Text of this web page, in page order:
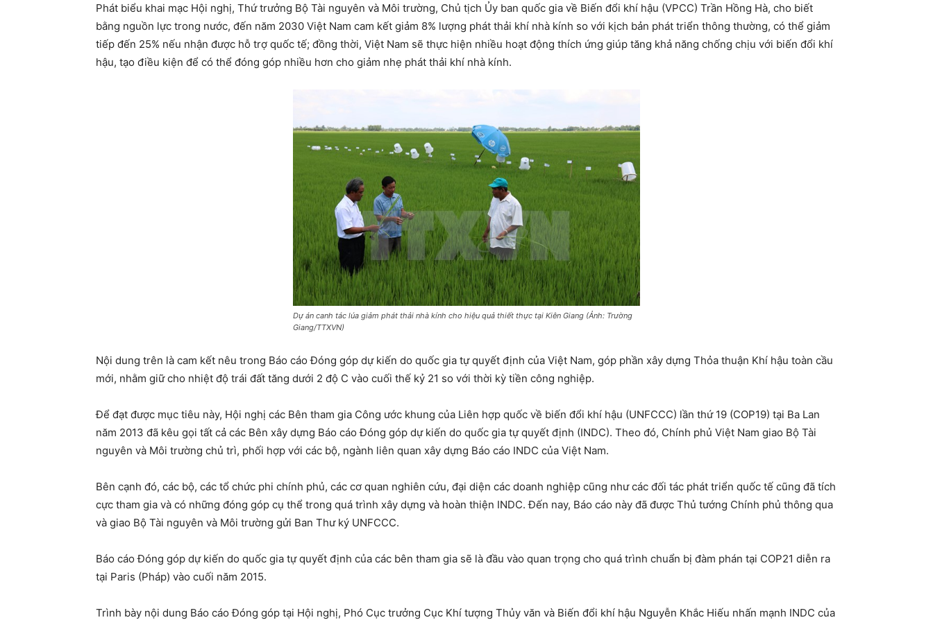
Phát biểu khai mạc Hội nghị, Thứ trưởng Bộ Tài nguyên và Môi trường, Chủ tịch Ủy ban quốc gia về Biến đổi khí hậu (VPCC) Trần Hồng Hà, cho biết
bằng nguồn lực trong nước, đến năm 2030 Việt Nam cam kết giảm 8% lượng phát thải khí nhà kính so với kịch bản phát triển thông thường, có thể giảm
tiếp đến 25% nếu nhận được hỗ trợ quốc tế; đồng thời, Việt Nam sẽ thực hiện nhiều hoạt động thích ứng giúp tăng khả năng chống chịu với biến đổi khí
hậu, tạo điều kiện để có thể đóng góp nhiều hơn cho giảm nhẹ phát thải khí nhà kính.
Dự án canh tác lúa giảm phát thải nhà kính cho hiệu quả thiết thực tại Kiên Giang (Ảnh: Trường
Giang/TTXVN)
Nội dung trên là cam kết nêu trong Báo cáo Đóng góp dự kiến do quốc gia tự quyết định của Việt Nam, góp phần xây dựng Thỏa thuận Khí hậu toàn cầu
mới, nhằm giữ cho nhiệt độ trái đất tăng dưới 2 độ C vào cuối thế kỷ 21 so với thời kỳ tiền công nghiệp.
Để đạt được mục tiêu này, Hội nghị các Bên tham gia Công ước khung của Liên hợp quốc về biến đổi khí hậu (UNFCCC) lần thứ 19 (COP19) tại Ba Lan
năm 2013 đã kêu gọi tất cả các Bên xây dựng Báo cáo Đóng góp dự kiến do quốc gia tự quyết định (INDC). Theo đó, Chính phủ Việt Nam giao Bộ Tài
nguyên và Môi trường chủ trì, phối hợp với các bộ, ngành liên quan xây dựng Báo cáo INDC của Việt Nam.
Bên cạnh đó, các bộ, các tổ chức phi chính phủ, các cơ quan nghiên cứu, đại diện các doanh nghiệp cũng như các đối tác phát triển quốc tế cũng đã tích
cực tham gia và có những đóng góp cụ thể trong quá trình xây dựng và hoàn thiện INDC. Đến nay, Báo cáo này đã được Thủ tướng Chính phủ thông qua
và giao Bộ Tài nguyên và Môi trường gửi Ban Thư ký UNFCCC.
Báo cáo Đóng góp dự kiến do quốc gia tự quyết định của các bên tham gia sẽ là đầu vào quan trọng cho quá trình chuẩn bị đàm phán tại COP21 diễn ra
tại Paris (Pháp) vào cuối năm 2015.
Trình bày nội dung Báo cáo Đóng góp tại Hội nghị, Phó Cục trưởng Cục Khí tượng Thủy văn và Biến đổi khí hậu Nguyễn Khắc Hiếu nhấn mạnh INDC của